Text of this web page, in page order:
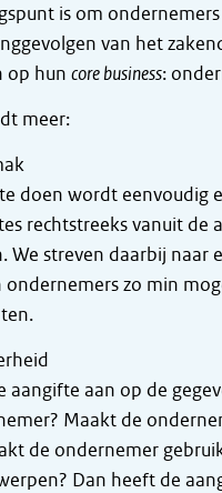
is om
van het
op hun core business:
meer:
doen wordt eenvoudig
rechtstreeks vanuit de
We streven daarbij naar
ondernemers zo min
aangifte aan op de
Maakt de
de ondernemer
Dan heeft de